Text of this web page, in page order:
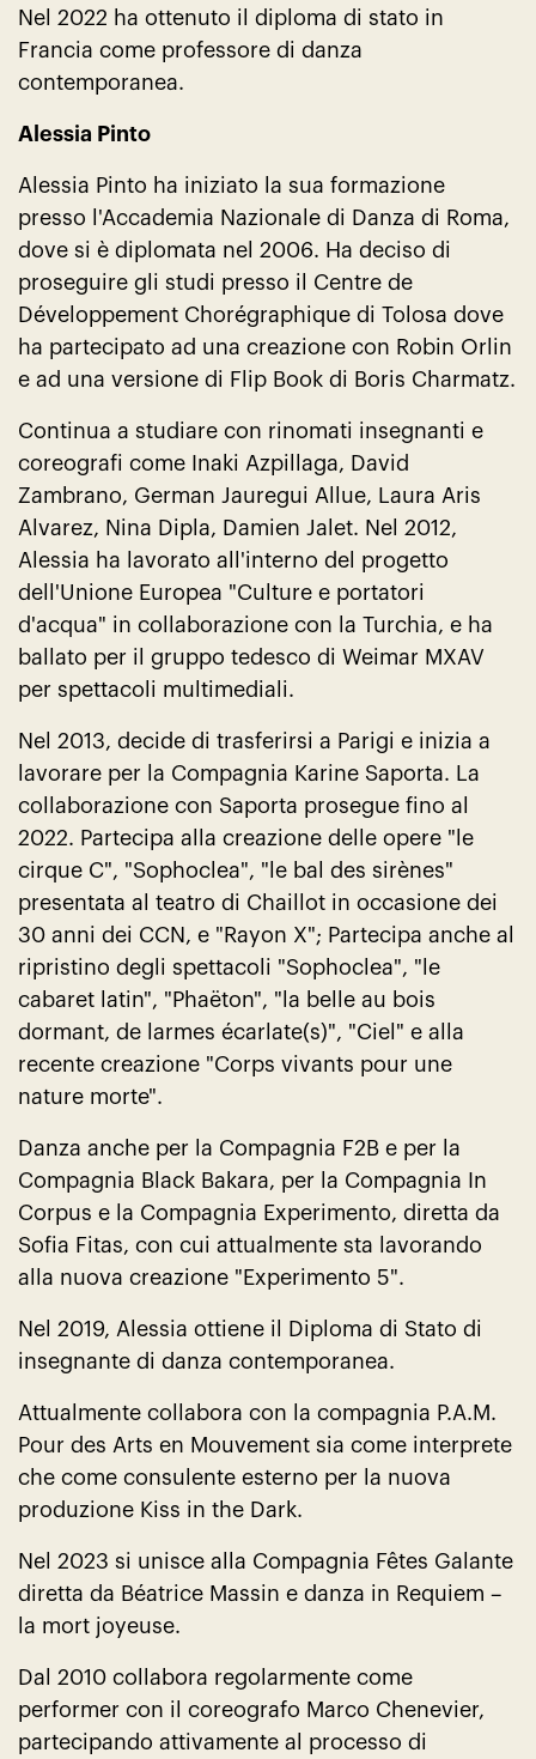
Nel 2022 ha ottenuto il diploma di stato in
Francia come professore di danza
contemporanea.
Alessia Pinto
Alessia Pinto ha iniziato la sua formazione
presso l'Accademia Nazionale di Danza di Roma,
dove si è diplomata nel 2006. Ha deciso di
proseguire gli studi presso il Centre de
Développement Chorégraphique di Tolosa dove
ha partecipato ad una creazione con Robin Orlin
e ad una versione di Flip Book di Boris Charmatz.
Continua a studiare con rinomati insegnanti e
coreografi come Inaki Azpillaga, David
Zambrano, German Jauregui Allue, Laura Aris
Alvarez, Nina Dipla, Damien Jalet. Nel 2012,
Alessia ha lavorato all'interno del progetto
dell'Unione Europea "Culture e portatori
d'acqua" in collaborazione con la Turchia, e ha
ballato per il gruppo tedesco di Weimar MXAV
per spettacoli multimediali.
Nel 2013, decide di trasferirsi a Parigi e inizia a
lavorare per la Compagnia Karine Saporta. La
collaborazione con Saporta prosegue fino al
2022. Partecipa alla creazione delle opere "le
cirque C", "Sophoclea", "le bal des sirènes"
presentata al teatro di Chaillot in occasione dei
30 anni dei CCN, e "Rayon X"; Partecipa anche al
ripristino degli spettacoli "Sophoclea", "le
cabaret latin", "Phaëton", "la belle au bois
dormant, de larmes écarlate(s)", "Ciel" e alla
recente creazione "Corps vivants pour une
nature morte".
Danza anche per la Compagnia F2B e per la
Compagnia Black Bakara, per la Compagnia In
Corpus e la Compagnia Experimento, diretta da
Sofia Fitas, con cui attualmente sta lavorando
alla nuova creazione "Experimento 5".
Nel 2019, Alessia ottiene il Diploma di Stato di
insegnante di danza contemporanea.
Attualmente collabora con la compagnia P.A.M.
Pour des Arts en Mouvement sia come interprete
che come consulente esterno per la nuova
produzione Kiss in the Dark.
Nel 2023 si unisce alla Compagnia Fêtes Galante
diretta da Béatrice Massin e danza in Requiem –
la mort joyeuse.
Dal 2010 collabora regolarmente come
performer con il coreografo Marco Chenevier,
partecipando attivamente al processo di